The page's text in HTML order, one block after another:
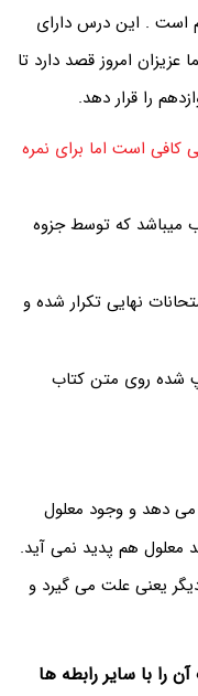
است . این درس دارای
امروز قصد دارد تا
را قرار دهد.
است اما برای نمره
میباشد که توسط جزوه
نهایی تکرار شده و
شده روی متن کتاب
دهد و وجود معلول
معلول هم پدید نمی آید.
یعنی علت می گیرد و
را با سایر رابطه ها